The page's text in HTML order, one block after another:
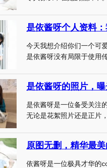
是依酱呀个人资料
今天我想介绍你们一个可
是依酱呀没有局限于使用
是依酱呀的照片，
是依酱呀是一位备受关注
无论是花絮照片还是正片
原图无删，精华最
依酱呀是一位极具才华的